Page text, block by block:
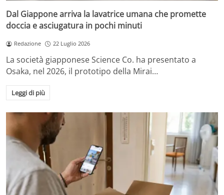
Dal Giappone arriva la lavatrice umana che promette
doccia e asciugatura in pochi minuti
Redazione 22 Luglio 2026
La società giapponese Science Co. ha presentato a
Osaka, nel 2026, il prototipo della Mirai…
Leggi di più